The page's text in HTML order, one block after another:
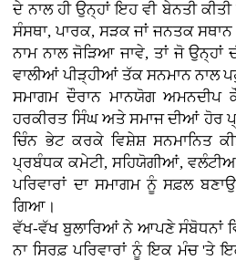
ਦੇ ਨਾਲ ਹੀ ਉਨ੍ਹਾਂ ਇਹ ਵੀ ਬੇਨਤੀ
ਸੰਸਥਾ, ਪਾਰਕ, ਸੜਕ ਜਾਂ ਜਨਤਕ ਸਥਾਨ
ਨਾਮ ਨਾਲ ਜੋੜਿਆ ਜਾਵੇ, ਤਾਂ ਜੋ ਉਨ੍ਹਾਂ
ਵਾਲੀਆਂ ਪੀੜ੍ਹੀਆਂ ਤੱਕ ਸਨਮਾਨ ਨਾਲ
ਸਮਾਗਮ ਦੌਰਾਨ ਮਾਨਯੋਗ ਅਮਨਦੀਪ
ਹਰਕੀਰਤ ਸਿੰਘ ਅਤੇ ਸਮਾਜ ਦੀਆਂ ਹੋਰ
ਚਿੰਨ ਭੇਟ ਕਰਕੇ ਵਿਸ਼ੇਸ਼ ਸਨਮਾਨਿਤ
ਪ੍ਰਬੰਧਕ ਕਮੇਟੀ, ਸਹਿਯੋਗੀਆਂ,
ਪਰਿਵਾਰਾਂ ਦਾ ਸਮਾਗਮ ਨੂੰ ਸਫ਼ਲ
ਗਿਆ।
ਵੱਖ-ਵੱਖ ਬੁਲਾਰਿਆਂ ਨੇ ਆਪਣੇ ਸੰਬੋਧਨਾਂ
ਨਾ ਸਿਰਫ਼ ਪਰਿਵਾਰਾਂ ਨੂੰ ਇਕ ਮੰਚ 'ਤੇ